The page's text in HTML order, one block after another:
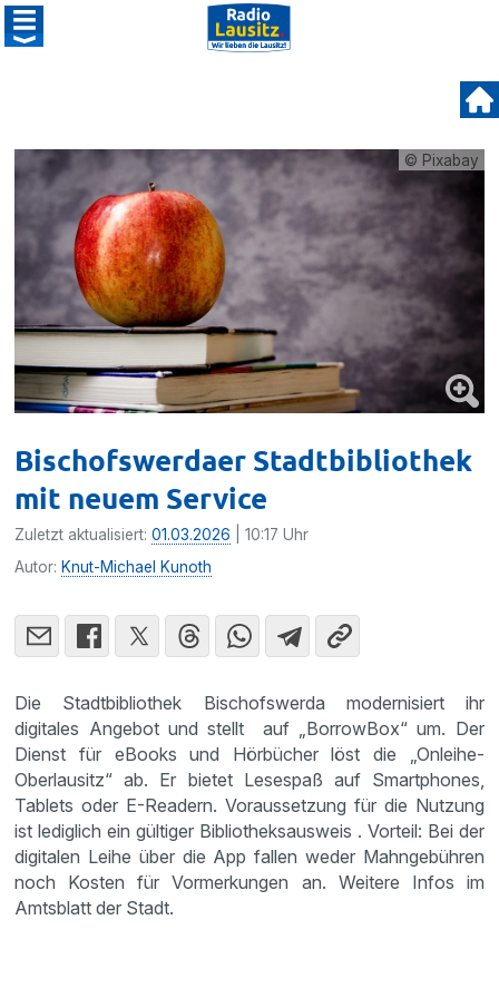
© Pixabay
Bischofswerdaer Stadtbibliothek
mit neuem Service
Zuletzt aktualisiert:01.03.2026 | 10:17 Uhr
Autor: Knut-Michael Kunoth
Die Stadtbibliothek Bischofswerda modernisiert ihr
digitales Angebot und stellt auf „BorrowBox“ um. Der
Dienst für eBooks und Hörbücher löst die „Onleihe-
Oberlausitz“ ab. Er bietet Lesespaß auf Smartphones,
Tablets oder E-Readern. Voraussetzung für die Nutzung
ist lediglich ein gültiger Bibliotheksausweis . Vorteil: Bei der
digitalen Leihe über die App fallen weder Mahngebühren
noch Kosten für Vormerkungen an. Weitere Infos im
Amtsblatt der Stadt.